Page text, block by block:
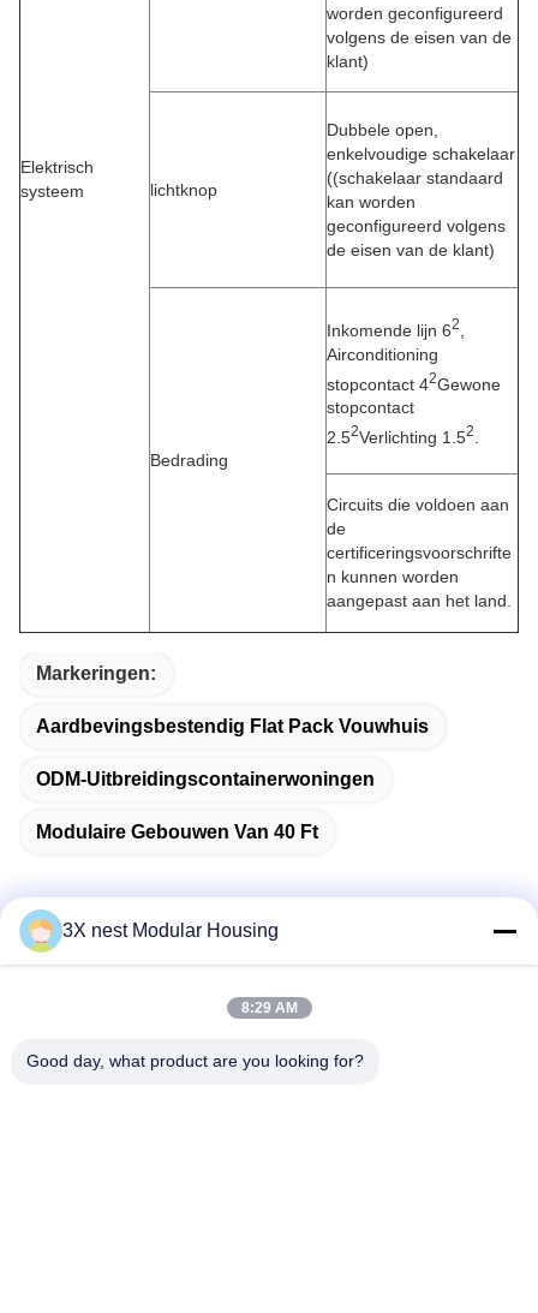
Elektrisch
systeem
worden geconfigureerd
volgens de eisen van de
klant)
lichtknop
Dubbele open,
enkelvoudige schakelaar
((schakelaar standaard
kan worden
geconfigureerd volgens
de eisen van de klant)
Bedrading
Inkomende lijn 62
Airconditioning
stopcontact 42Gewone
stopcontact
2.52Verlichting 1.52
Circuits die voldoen aan
de
certificeringsvoorschrifte
n kunnen worden
aangepast aan het land.
Markeringen:
Aardbevingsbestendig Flat Pack Vouwhuis
ODM-Uitbreidingscontainerwoningen
Modulaire Gebouwen Van 40 Ft
Shunda Road, Fucheng County, Hengshui City, Hebei
3X nest Modular Housing
8:29 AM
Good day, what product are you looking for?